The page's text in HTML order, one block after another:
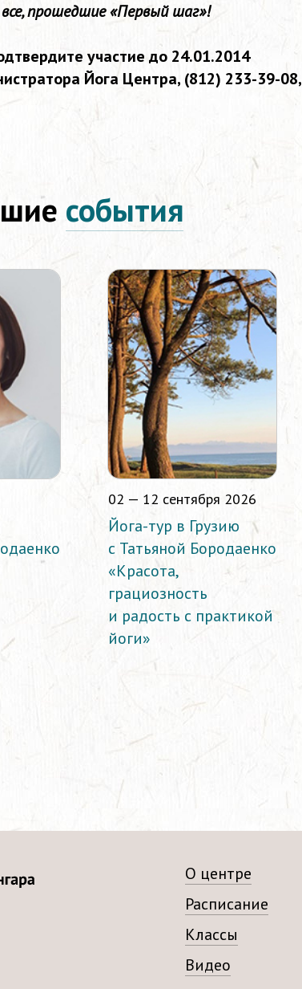
прошедшие «Первый шаг»!
участие до 24.01.2014
Йога Центра, (812) 233-39-08,
события
02 — 12 сентября 2026
Йога-тур в Грузию
с Татьяной Бородаенко
«Красота,
грациозность
и радость с практикой
йоги»
О центре
Расписание
Классы
Видео